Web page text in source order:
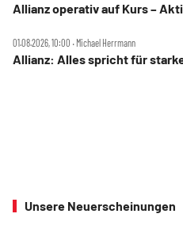
Allianz operativ auf Kurs –
01.08.2026, 10:00 ‧ Michael Herrmann
Allianz: Alles spricht für
Unsere Neuerscheinungen